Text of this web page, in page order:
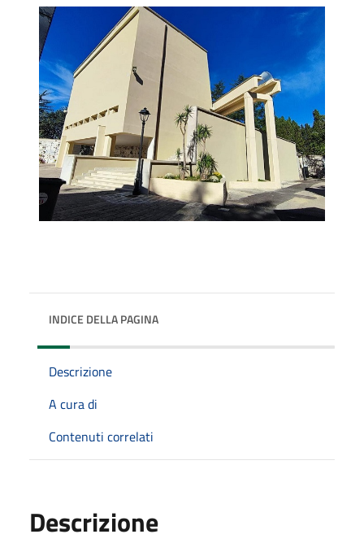
INDICE DELLA PAGINA
Descrizione
A cura di
Contenuti correlati
Descrizione